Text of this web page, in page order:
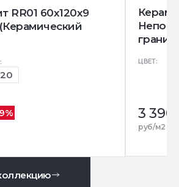
RR01 60x120x9
гранит)
ЦВЕТ:
3 390
руб/м2